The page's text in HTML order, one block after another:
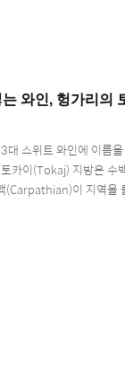
와인, 헝가리의
스위트 와인에 이름
카이(Tokaj) 지방은 수
(Carpathian)이 지역을